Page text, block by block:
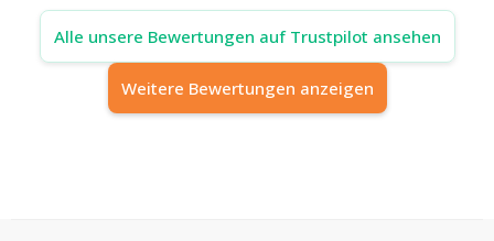
Alle unsere Bewertungen auf Trustpilot ansehen
Weitere Bewertungen anzeigen